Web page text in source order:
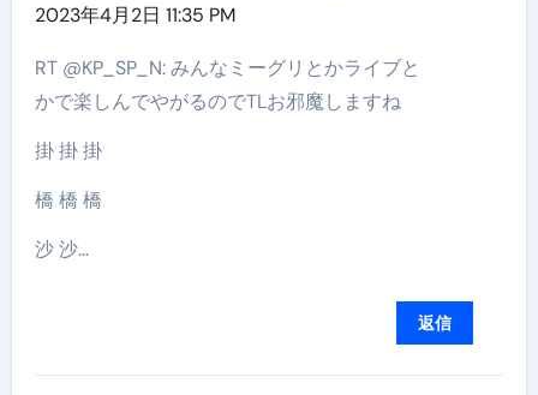
2023年4月2日 11:35 PM
RT @KP_SP_N: みんなミーグリとかライブと
かで楽しんでやがるのでTLお邪魔しますね
掛 掛 掛
橋 橋 橋
沙 沙…
返信